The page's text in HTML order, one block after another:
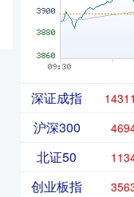
深证成指
沪深300
北证50
创业板指